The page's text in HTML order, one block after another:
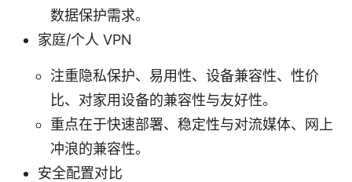
数据保护需求。
家庭/个人 VPN
注重隐私保护、易用性、设备兼容性、性价
比、对家用设备的兼容性与友好性。
重点在于快速部署、稳定性与对流媒体、网上
冲浪的兼容性。
安全配置对比